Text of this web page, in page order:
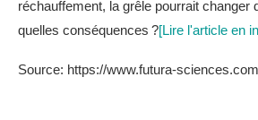
réchauffement, la grêle pourrait changer
quelles conséquences ?[Lire l'article en
Source: https://www.futura-sciences.com